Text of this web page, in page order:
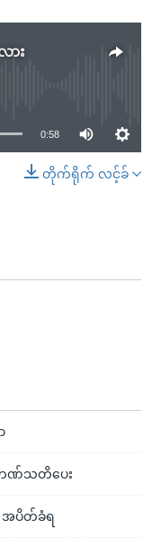
ား
available
0:58
တိုက်ရိုက် လင့်ခ်
ဘဏ်သတိပေး
အပိတ်ခံရ